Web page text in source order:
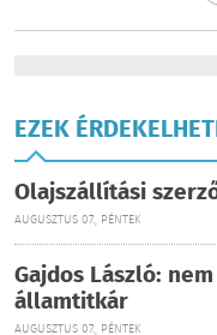
EZEK
Olajszállítási
AUGUSZTUS 07., PÉNTEK
Gajdos László:
államtitkár
AUGUSZTUS 07., PÉNTEK